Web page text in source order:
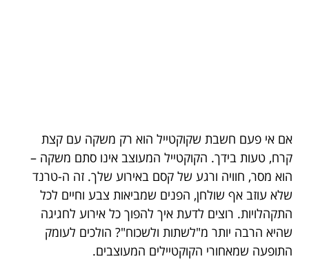
אם אי פעם חשבת שקוקטייל הוא רק משקה עם קצת
קרח, טעות בידך. הקוקטייל המעוצב אינו סתם משקה –
הוא מסר, חוויה ורגע של קסם באירוע שלך. זה ה-טרנד
שלא עוזב אף שולחן, הפנים שמביאות צבע וחיים לכל
התקהלויות. רוצים לדעת איך להפוך כל אירוע לחגיגה
שהיא הרבה יותר מ"לשתות ולשכוח"? הולכים לעומק
התופעה שמאחורי הקוקטיילים המעוצבים.